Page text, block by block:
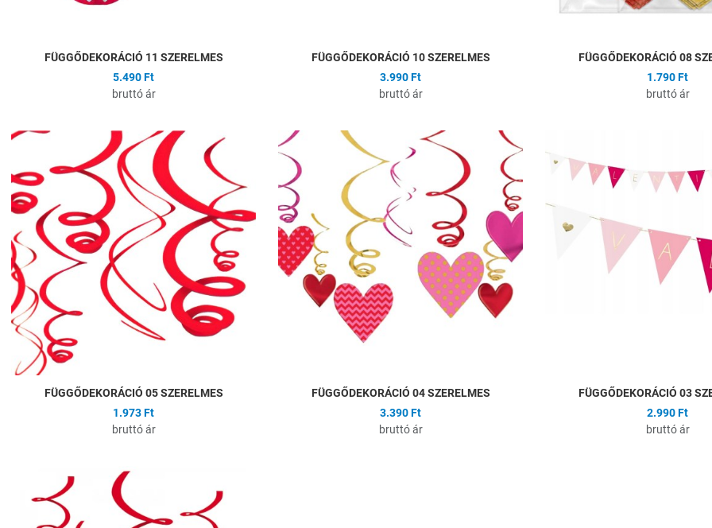
FÜGGŐDEKORÁCIÓ 11 SZERELMES
5.490 Ft
bruttó ár
FÜGGŐDEKORÁCIÓ 10 SZERELMES
3.990 Ft
bruttó ár
FÜGGŐDEKORÁCIÓ 08
1.790 Ft
bruttó ár
Hozzáadás a kívánságlistához
Összehasonlítás
Gyors nézet
FÜGGŐDEKORÁCIÓ 05 SZERELMES
1.973 Ft
bruttó ár
Összehasonlítás
FÜGGŐDEKORÁCIÓ 04 SZERELMES
3.390 Ft
bruttó ár
FÜGGŐDEKORÁCIÓ 03
2.990 Ft
bruttó ár